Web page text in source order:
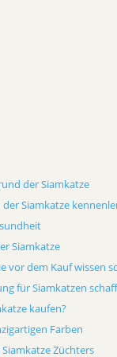
der Siamkatze
Siamkatze
Siamkatze
vor dem Kauf wissen
für Siamkatzen
kaufen?
Farben
Züchters